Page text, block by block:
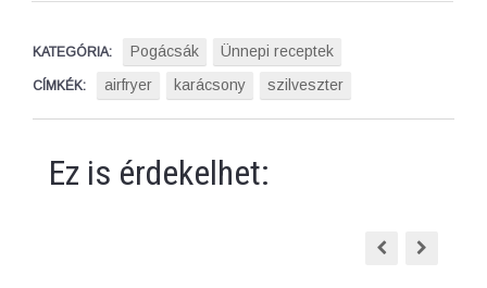
KATEGÓRIA: Pogácsák Ünnepi receptek
CÍMKÉK: airfryer karácsony szilveszter
Ez is érdekelhet: